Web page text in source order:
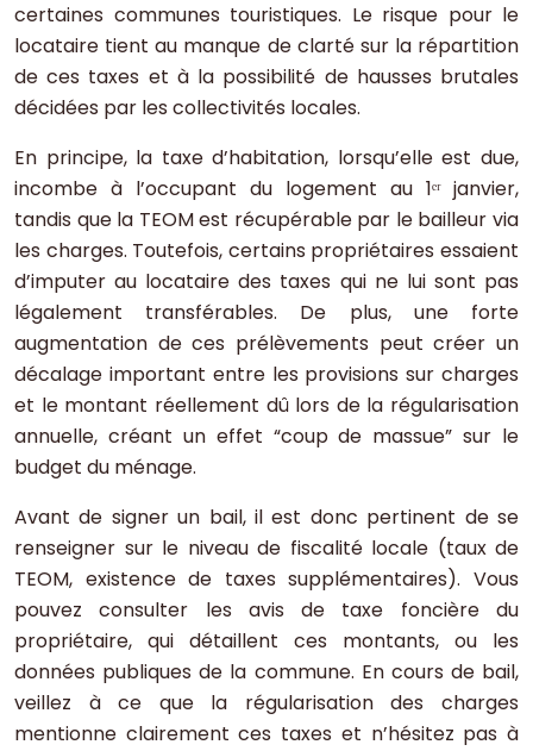
certaines communes touristiques. Le risque pour le
locataire tient au manque de clarté sur la répartition
de ces taxes et à la possibilité de hausses brutales
décidées par les collectivités locales.
En principe, la taxe d’habitation, lorsqu’elle est due,
incombe à l’occupant du logement au 1ᵉʳ janvier,
tandis que la TEOM est récupérable par le bailleur via
les charges. Toutefois, certains propriétaires essaient
d’imputer au locataire des taxes qui ne lui sont pas
légalement transférables. De plus, une forte
augmentation de ces prélèvements peut créer un
décalage important entre les provisions sur charges
et le montant réellement dû lors de la régularisation
annuelle, créant un effet “coup de massue” sur le
budget du ménage.
Avant de signer un bail, il est donc pertinent de se
renseigner sur le niveau de fiscalité locale (taux de
TEOM, existence de taxes supplémentaires). Vous
pouvez consulter les avis de taxe foncière du
propriétaire, qui détaillent ces montants, ou les
données publiques de la commune. En cours de bail,
veillez à ce que la régularisation des charges
mentionne clairement ces taxes et n’hésitez pas à